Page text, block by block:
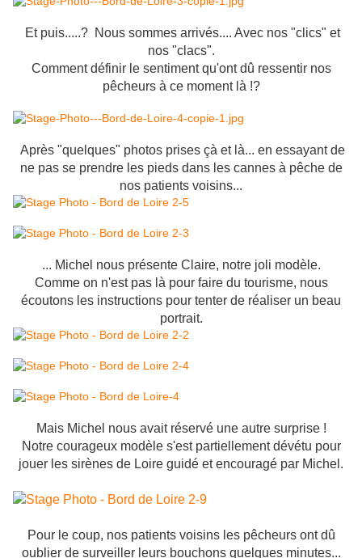
Et puis.....? Nous sommes arrivés.... Avec nos "clics" et
nos "clacs".
Comment définir le sentiment qu'ont dû ressentir nos
pêcheurs à ce moment là !?
Après "quelques" photos prises çà et là... en essayant de
ne pas se prendre les pieds dans les cannes à pêche de
nos patients voisins...
... Michel nous présente Claire, notre joli modèle.
Comme on n'est pas là pour faire du tourisme, nous
écoutons les instructions pour tenter de réaliser un beau
portrait.
Mais Michel nous avait réservé une autre surprise !
Notre courageux modèle s'est partiellement dévétu pour
jouer les sirènes de Loire guidé et encouragé par Michel.
Pour le coup, nos patients voisins les pêcheurs ont dû
oublier de surveiller leurs bouchons quelques minutes...